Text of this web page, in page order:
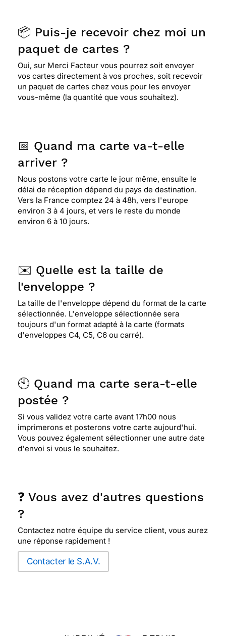
📦 Puis-je recevoir chez moi un
paquet de cartes ?
Oui, sur Merci Facteur vous pourrez soit envoyer
vos cartes directement à vos proches, soit recevoir
un paquet de cartes chez vous pour les envoyer
vous-même (la quantité que vous souhaitez).
📅 Quand ma carte va-t-elle
arriver ?
Nous postons votre carte le jour même, ensuite le
délai de réception dépend du pays de destination.
Vers la France comptez 24 à 48h, vers l'europe
environ 3 à 4 jours, et vers le reste du monde
environ 6 à 10 jours.
✉️ Quelle est la taille de
l'enveloppe ?
La taille de l'enveloppe dépend du format de la carte
sélectionnée. L'enveloppe sélectionnée sera
toujours d'un format adapté à la carte (formats
d'enveloppes C4, C5, C6 ou carré).
🕙 Quand ma carte sera-t-elle
postée ?
Si vous validez votre carte avant 17h00 nous
imprimerons et posterons votre carte aujourd'hui.
Vous pouvez également sélectionner une autre date
d'envoi si vous le souhaitez.
❓ Vous avez d'autres questions
?
Contactez notre équipe du service client, vous aurez
une réponse rapidement !
Contacter le S.A.V.